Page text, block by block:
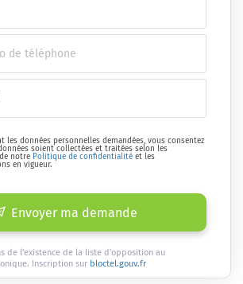
les données personnelles demandées, vous consentez
soient collectées et traitées selon les
notre Politique de confidentialité et les
en vigueur.
Envoyer ma demande
de l'existence de la liste d'opposition au
Inscription sur bloctel.gouv.fr